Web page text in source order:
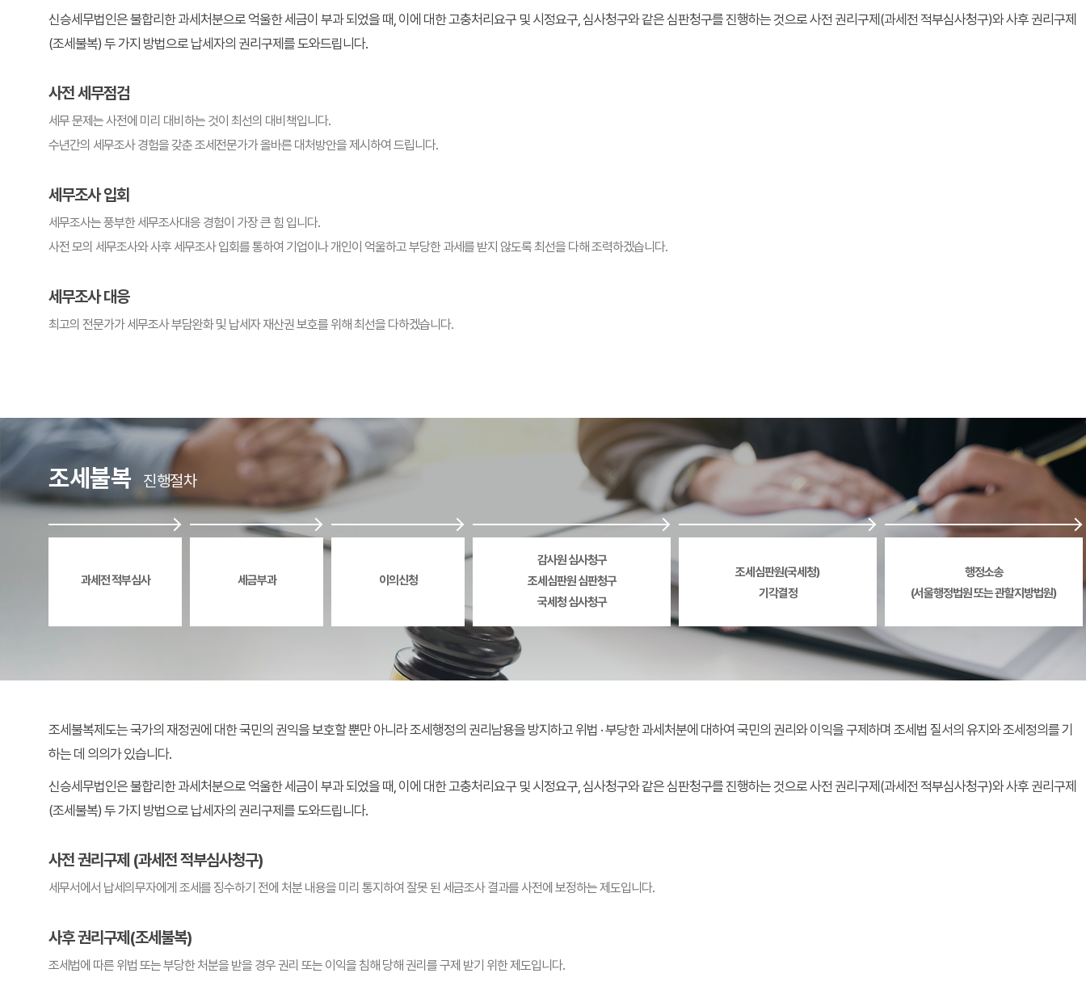
신승세무법인은 불합리한 과세처분으로 억울한 세금이 부과 되었을 때, 이에 대한 고충처리요구 및 시정요구, 심사청구와 같은 심판청구를 진행하는 것으로 사전 권리구제(과세전 적부심사청구)와 사후 권리구제
(조세불복) 두 가지 방법으로 납세자의 권리구제를 도와드립니다.
사전 세무점검
세무 문제는 사전에 미리 대비하는 것이 최선의 대비책입니다.
수년간의 세무조사 경험을 갖춘 조세전문가가 올바른 대처방안을 제시하여 드립니다.
세무조사 입회
세무조사는 풍부한 세무조사대응 경험이 가장 큰 힘 입니다.
사전 모의 세무조사와 사후 세무조사 입회를 통하여 기업이나 개인이 억울하고 부당한 과세를 받지 않도록 최선을 다해 조력하겠습니다.
세무조사 대응
최고의 전문가가 세무조사 부담완화 및 납세자 재산권 보호를 위해 최선을 다하겠습니다.
조세불복 진행절차
과세전 적부심사 세금부과 이의신청
감사원 심사청구
조세심판원 심판청구
국세청 심사청구
조세심판원(국세청)
기각결정
행정소송
(서울행정법원 또는 관할지방법원)
조세불복제도는 국가의 재정권에 대한 국민의 권익을 보호할 뿐만 아니라 조세행정의 권리남용을 방지하고 위법 · 부당한 과세처분에 대하여 국민의 권리와 이익을 구제하며 조세법 질서의 유지와 조세정의를 기
하는 데 의의가 있습니다.
신승세무법인은 불합리한 과세처분으로 억울한 세금이 부과 되었을 때, 이에 대한 고충처리요구 및 시정요구, 심사청구와 같은 심판청구를 진행하는 것으로 사전 권리구제(과세전 적부심사청구)와 사후 권리구제
(조세불복) 두 가지 방법으로 납세자의 권리구제를 도와드립니다.
사전 권리구제 (과세전 적부심사청구)
세무서에서 납세의무자에게 조세를 징수하기 전에 처분 내용을 미리 통지하여 잘못 된 세금조사 결과를 사전에 보정하는 제도입니다.
사후 권리구제(조세불복)
조세법에 따른 위법 또는 부당한 처분을 받을 경우 권리 또는 이익을 침해 당해 권리를 구제 받기 위한 제도입니다.